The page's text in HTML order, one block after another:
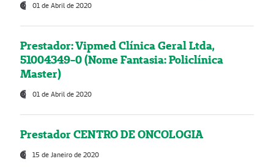
01 de Abril de 2020
Prestador: Vipmed Clínica Geral Ltda,
51004349-0 (Nome Fantasia: Policlínica
Master)
01 de Abril de 2020
Prestador CENTRO DE ONCOLOGIA
15 de Janeiro de 2020